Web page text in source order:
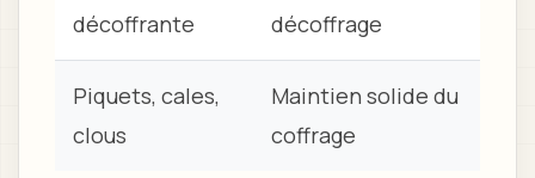
décoffrante
décoffrage
Piquets, cales,
clous
Maintien solide du
coffrage